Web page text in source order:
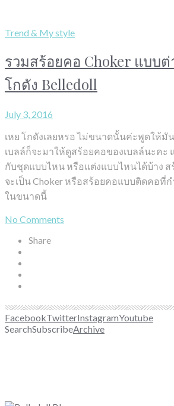
Trend & My style
รวมสร้อยคอ Choker แบบ
โกดัง Belledoll
July 3, 2016
เหย โกดังเลยหรอ ไม่ขนาดนั้นค่ะพูดให้มั
เบลล์ก็จะมาให้ดูสร้อยคอของเบลล์นะคะ
กับชุดแบบไหน หรือแต่งแบบไหนได้บ้าง
จะเป็น Choker หรือสร้อยคอแบบติดคอที่
ในขนาดนี้
No Comments
Share
FacebookTwitterInstagramYoutube
SearchSubscribeArchive